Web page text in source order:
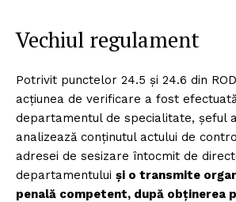
Vechiul regulament
Potrivit punctelor 24.5 și 24.6 din
acțiunea de verificare a fost
departamentul de specialitate, șeful
analizează conținutul actului de
adresei de sesizare întocmit de
departamentului și o transmite
penală competent, după obținerea